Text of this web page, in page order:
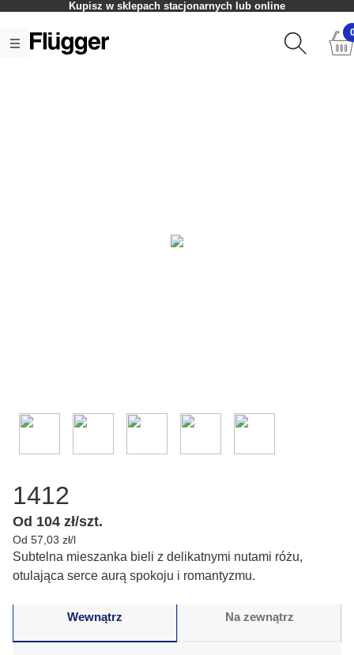
Kupisz w sklepach stacjonarnych lub online
1412
Od 104 zł/szt.
Od 57,03 zł/l
Subtelna mieszanka bieli z delikatnymi nutami różu,
otulająca serce aurą spokoju i romantyzmu.
Wewnątrz Na zewnątrz